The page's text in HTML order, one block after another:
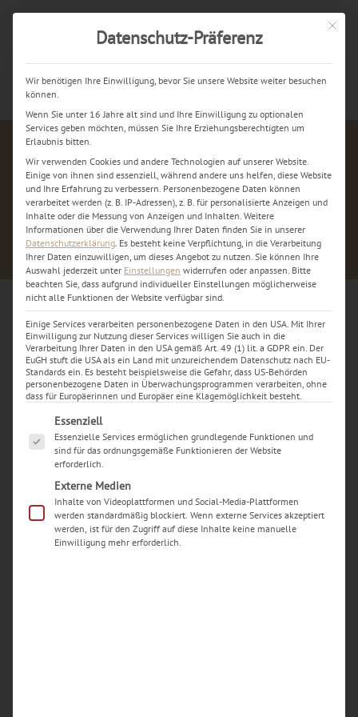
Jetzt kostenlos anrufen
iPhone 13 / 13 Pro / 13 Pro Max / 13
Mini Saphirglaslinse Reparatur
Ihre Saphirglaslinse hat einen Kratzer oder ist durch
einen Sturz zersprungen?
In diesem Fall können wir einen fachgerechten
Austausch der Linse durchführen.
Info: Damit kein Staub in das Kamerasystem eindringt,
überkleben Sie die zerbrochene Linse mit einem Stück
Tesafilm.
Mit
Datenschutz-Präferenz
Wir benötigen Ihre Einwilligung, bevor Sie unsere Website weiter besuchen
können.
Wenn Sie unter 16 Jahre alt sind und Ihre Einwilligung zu optionalen
Services geben möchten, müssen Sie Ihre Erziehungsberechtigten um
Erlaubnis bitten.
Wir verwenden Cookies und andere Technologien auf unserer Website.
Einige von ihnen sind essenziell, während andere uns helfen, diese Website
und Ihre Erfahrung zu verbessern. Personenbezogene Daten können
verarbeitet werden (z. B. IP-Adressen), z. B. für personalisierte Anzeigen und
Inhalte oder die Messung von Anzeigen und Inhalten. Weitere
Informationen über die Verwendung Ihrer Daten finden Sie in unserer
Datenschutzerklärung. Es besteht keine Verpflichtung, in die Verarbeitung
Ihrer Daten einzuwilligen, um dieses Angebot zu nutzen. Sie können Ihre
Auswahl jederzeit unter Einstellungen widerrufen oder anpassen. Bitte
beachten Sie, dass aufgrund individueller Einstellungen möglicherweise
nicht alle Funktionen der Website verfügbar sind.
Einige Services verarbeiten personenbezogene Daten in den USA. Mit Ihrer
Einwilligung zur Nutzung dieser Services willigen Sie auch in die
Verarbeitung Ihrer Daten in den USA gemäß Art. 49 (1) lit. a GDPR ein. Der
EuGH stuft die USA als ein Land mit unzureichendem Datenschutz nach EU-
Standards ein. Es besteht beispielsweise die Gefahr, dass US-Behörden
personenbezogene Daten in Überwachungsprogrammen verarbeiten, ohne
dass für Europäerinnen und Europäer eine Klagemöglichkeit besteht.
Es folgt eine Liste der Service-Gruppen, für die eine
Essenziell
Essenzielle Services ermöglichen grundlegende Funktionen und
sind für das ordnungsgemäße Funktionieren der Website
erforderlich.
Externe Medien
Inhalte von Videoplattformen und Social-Media-Plattformen
werden standardmäßig blockiert. Wenn externe Services akzeptiert
werden, ist für den Zugriff auf diese Inhalte keine manuelle
Einwilligung mehr erforderlich.